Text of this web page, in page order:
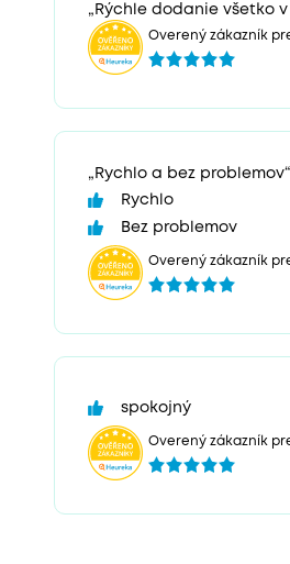
„Rýchle dodanie všetko
Overený zákazník
„Rychlo a bez problemov“
Rychlo
Bez problemov
Overený zákazník
spokojný
Overený zákazník